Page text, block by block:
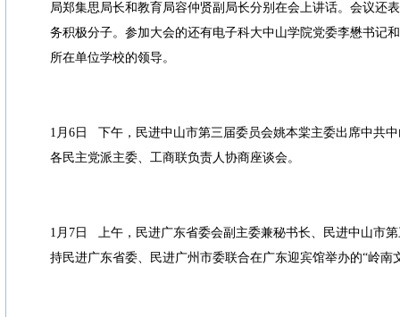
局郑集思局长和教育局容仲贤副局长分别在会上讲话。会议还
务积极分子。参加大会的还有电子科大中山学院党委李懋书记
所在单位学校的领导。
1月6日 下午，民进中山市第三届委员会姚本棠主委出席中共
各民主党派主委、工商联负责人协商座谈会。
1月7日 上午，民进广东省委会副主委兼秘书长、民进中山市
持民进广东省委、民进广州市委联合在广东迎宾馆举办的“岭南